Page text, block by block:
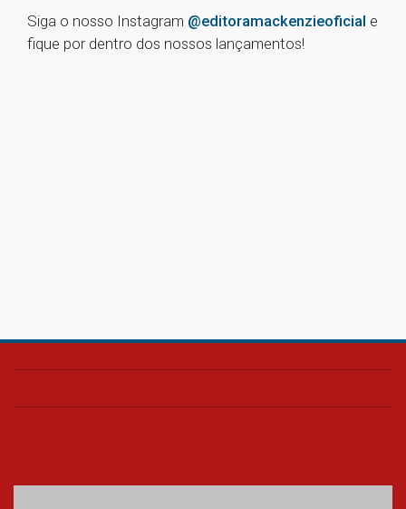
Siga o nosso Instagram @editoramackenzieoficial e
fique por dentro dos nossos lançamentos!